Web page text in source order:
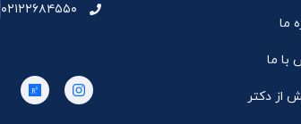
ما
با ما
از دکتر
۰۲۱۲۲۶۸۴۵۵۰